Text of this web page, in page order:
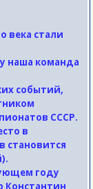
века стали
наша команда
событий,
СССР.
в
становится
году
Константин